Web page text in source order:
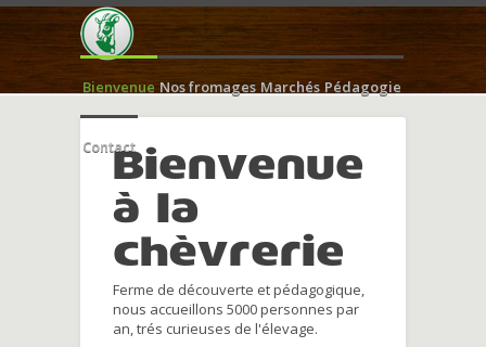
Bienvenue Nos fromages Marchés Pédagogie
ContactBienvenue
à la
chèvrerie
Ferme de découverte et pédagogique,
nous accueillons 5000 personnes par
an, trés curieuses de l'élevage.